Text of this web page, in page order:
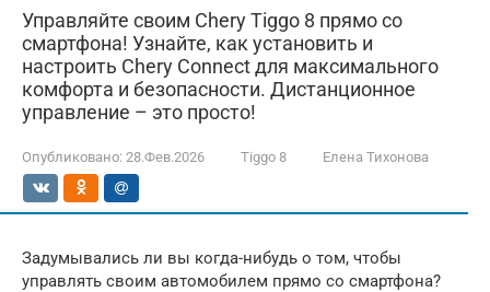
Управляйте своим Chery Tiggo 8 прямо со
смартфона! Узнайте, как установить и
настроить Chery Connect для максимального
комфорта и безопасности. Дистанционное
управление – это просто!
Опубликовано: 28.Фев.2026 Tiggo 8 Елена Тихонова
Задумывались ли вы когда-нибудь о том, чтобы
управлять своим автомобилем прямо со смартфона?